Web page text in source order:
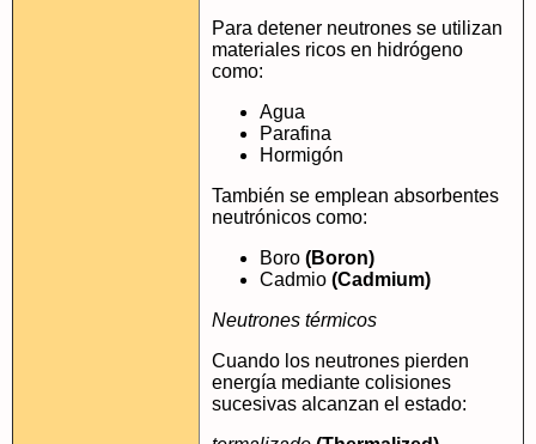
Para detener neutrones se utilizan
materiales ricos en hidrógeno
como:
Agua
Parafina
Hormigón
También se emplean absorbentes
neutrónicos como:
Boro (Boron)
Cadmio (Cadmium)
Neutrones térmicos
Cuando los neutrones pierden
energía mediante colisiones
sucesivas alcanzan el estado: